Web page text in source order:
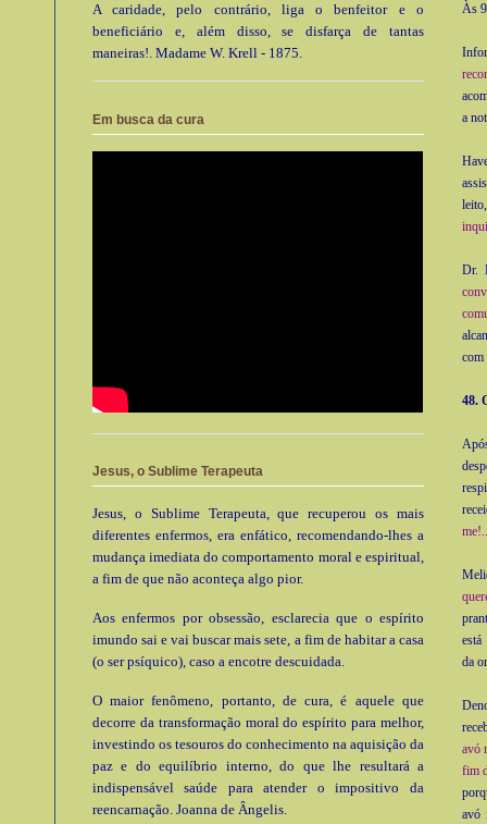
Às
a
Dr.
com
48.
está
da
avó
fim
avó
A caridade, pelo contrário, liga o benfeitor e o
beneficiário e, além disso, se disfarça de tantas
maneiras!. Madame W. Krell - 1875.
Em busca da cura
Jesus, o Sublime Terapeuta
Jesus, o Sublime Terapeuta, que recuperou os mais
diferentes enfermos, era enfático, recomendando-lhes a
mudança imediata do comportamento moral e espiritual,
a fim de que não aconteça algo pior.
Aos enfermos por obsessão, esclarecia que o espírito
imundo sai e vai buscar mais sete, a fim de habitar a casa
(o ser psíquico), caso a encotre descuidada.
O maior fenômeno, portanto, de cura, é aquele que
decorre da transformação moral do espírito para melhor,
investindo os tesouros do conhecimento na aquisição da
paz e do equilíbrio interno, do que lhe resultará a
indispensável saúde para atender o impositivo da
reencarnação. Joanna de Ângelis.